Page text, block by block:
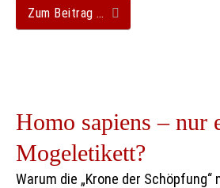
Zum Beitrag …
Homo sapiens – nur
Mogeletikett?
Warum die „Krone der Schöpfung“